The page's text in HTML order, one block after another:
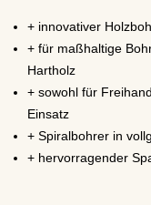
+ innovativer
+ für maßhaltige
Hartholz
+ sowohl für
Einsatz
+ Spiralbohrer in
+ hervorragender